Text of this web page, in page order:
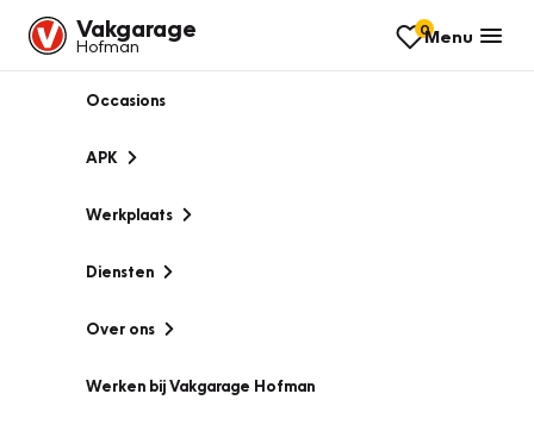
Vakgarage
Hofman
0Menu
Occasions
APK
Werkplaats
Diensten
Over ons
Werken bij Vakgarage Hofman